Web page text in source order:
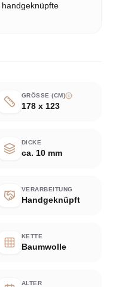
GRÖSSE (CM)
178 x 123
DICKE
ca. 10 mm
VERARBEITUNG
Handgeknüpft
KETTE
Baumwolle
ALTER